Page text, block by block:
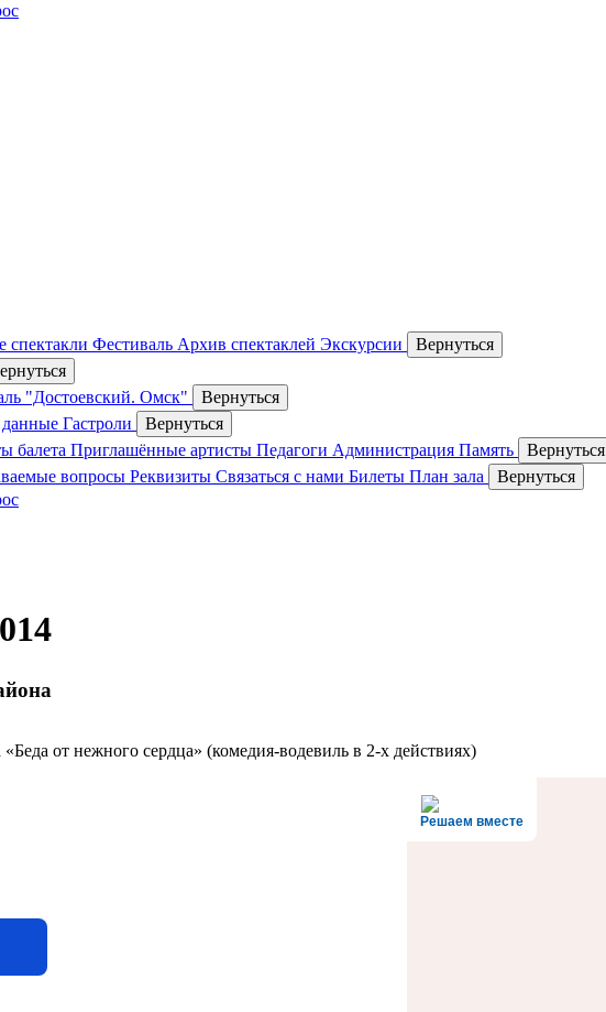
спектакли Фестиваль Архив спектаклей Экскурсии
Вернуться
"Достоевский. Омск"
Вернуться
данные Гастроли
Вернуться
балета Приглашённые артисты Педагоги Администрация Память
Вернуться
вопросы Реквизиты Связаться с нами Билеты План зала
Вернуться
от нежного сердца» (комедия-водевиль в 2-х действиях)
Решаем вместе